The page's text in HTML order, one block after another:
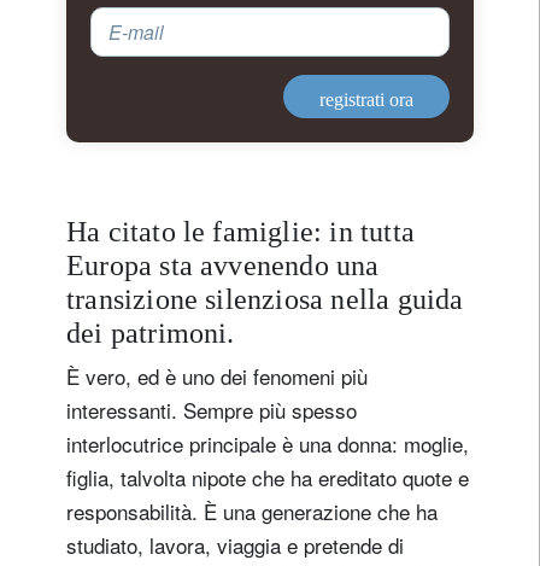
E-mail
registrati ora
Ha citato le famiglie: in tutta
Europa sta avvenendo una
transizione silenziosa nella guida
dei patrimoni.
È vero, ed è uno dei fenomeni più
interessanti. Sempre più spesso
interlocutrice principale è una donna: moglie,
figlia, talvolta nipote che ha ereditato quote e
responsabilità. È una generazione che ha
studiato, lavora, viaggia e pretende di